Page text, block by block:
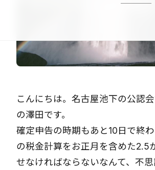
こんにちは。名古屋池下の公認
の澤田です。
確定申告の時期もあと10日で終
の税金計算をお正月を含めた2.5
せなければならないなんて、不